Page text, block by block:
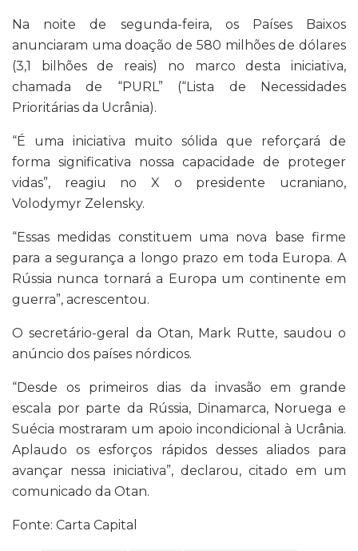
Na noite de segunda-feira, os Países Baixos
anunciaram uma doação de 580 milhões de dólares
(3,1 bilhões de reais) no marco desta iniciativa,
chamada de “PURL” (“Lista de Necessidades
Prioritárias da Ucrânia).
“É uma iniciativa muito sólida que reforçará de
forma significativa nossa capacidade de proteger
vidas”, reagiu no X o presidente ucraniano,
Volodymyr Zelensky.
“Essas medidas constituem uma nova base firme
para a segurança a longo prazo em toda Europa. A
Rússia nunca tornará a Europa um continente em
guerra”, acrescentou.
O secretário-geral da Otan, Mark Rutte, saudou o
anúncio dos países nórdicos.
“Desde os primeiros dias da invasão em grande
escala por parte da Rússia, Dinamarca, Noruega e
Suécia mostraram um apoio incondicional à Ucrânia.
Aplaudo os esforços rápidos desses aliados para
avançar nessa iniciativa”, declarou, citado em um
comunicado da Otan.
Fonte: Carta Capital